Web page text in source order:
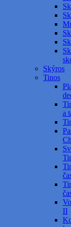
Skýros
Tinos
a
II